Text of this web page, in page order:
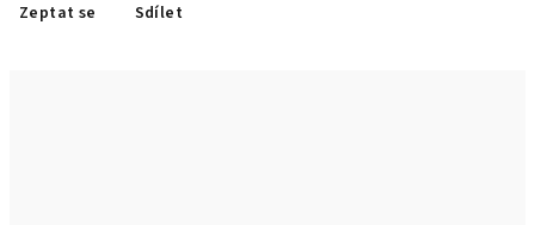
Zeptat se Sdílet